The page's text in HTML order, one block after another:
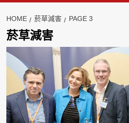
HOME 菸草減害 PAGE 3
菸草減害